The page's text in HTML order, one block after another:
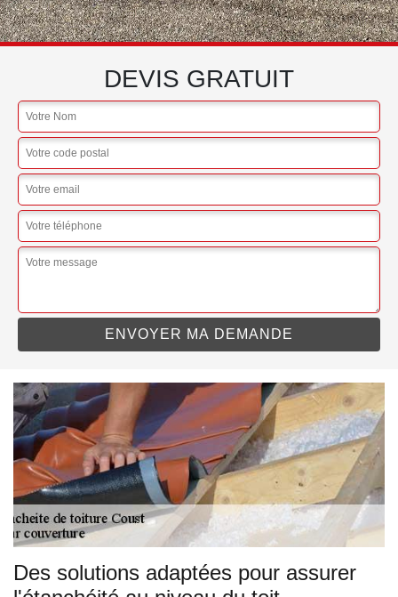
DEVIS GRATUIT
Des solutions adaptées pour assurer